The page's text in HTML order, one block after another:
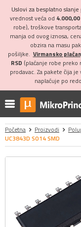
Uslovi za besplatno
vrednost veća od 4.000,00
robe), troškove
manja od ovog iznosa,
obzira na masu
pošiljke. Virmansko
RSD (plaćanje robe preko
prodavac. Za pakete čija
naplaćuje po
Početna Proizvodi
UC3843D SO14 SMD